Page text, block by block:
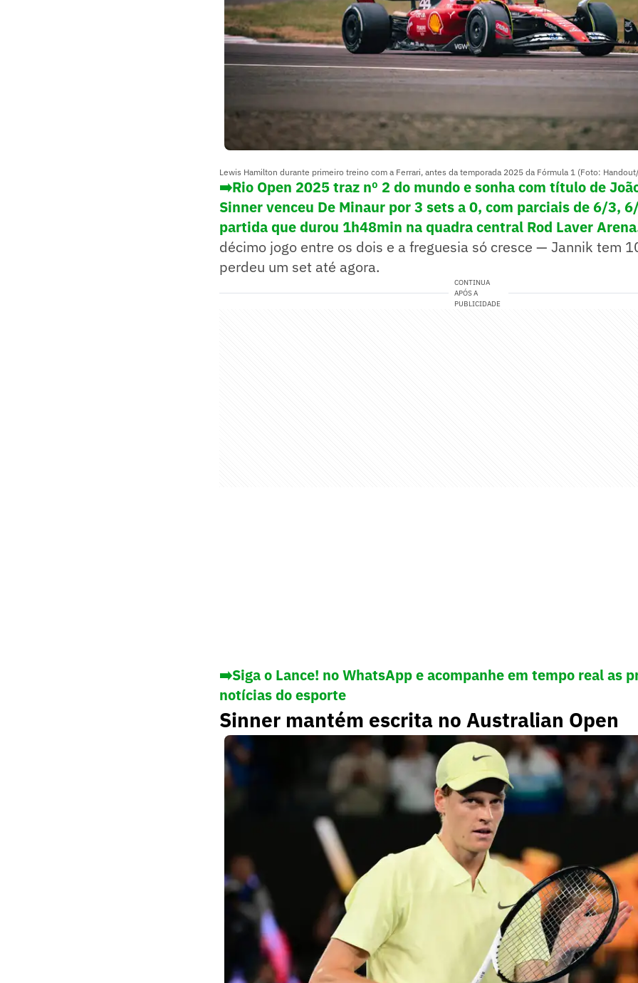
Lewis Hamilton durante primeiro treino com a Ferrari, antes da temporada 2025 da Fórmula 1 (Foto:
➡️Rio Open 2025 traz nº 2 do mundo e sonha com título de
Sinner venceu De Minaur por 3 sets a 0, com parciais de 6/3,
partida que durou 1h48min na quadra central Rod Laver
décimo jogo entre os dois e a freguesia só cresce — Jannik tem
perdeu um set até agora.
CONTINUA
APÓS A
PUBLICIDADE
➡️Siga o Lance! no WhatsApp e acompanhe em tempo real as
notícias do esporte
Sinner mantém escrita no Australian Open